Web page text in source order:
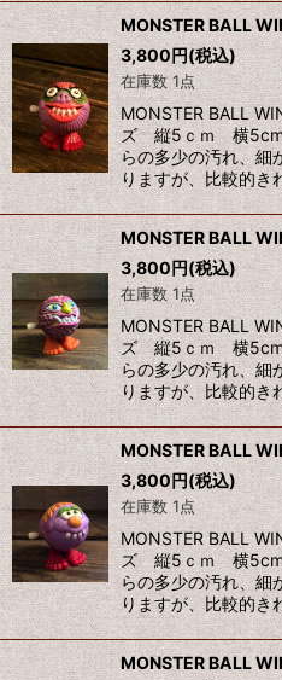
MONSTER BALL
3,800円(税込)
在庫数 1点
MONSTER BALL
ズ 縦5ｃｍ 横
らの多少の汚れ、細
りますが、比較的き
MONSTER BALL
3,800円(税込)
在庫数 1点
MONSTER BALL
ズ 縦5ｃｍ 横
らの多少の汚れ、細
りますが、比較的き
MONSTER BALL
3,800円(税込)
在庫数 1点
MONSTER BALL
ズ 縦5ｃｍ 横
らの多少の汚れ、細
りますが、比較的き
MONSTER BALL